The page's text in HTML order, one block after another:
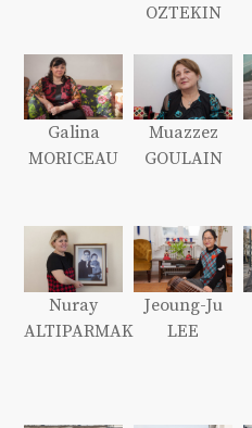
OZTEKIN
Galina
MORICEAU
Muazzez
GOULAIN
Nuray
ALTIPARMAK
Jeoung-Ju
LEE